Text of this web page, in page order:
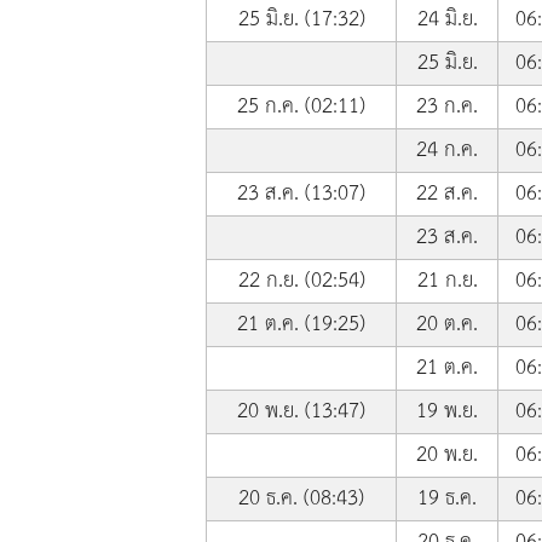
25 มิ.ย. (17:32) 24 มิ.ย.
25 มิ.ย.
25 ก.ค. (02:11)
23 ก.ค.
24 ก.ค.
23 ส.ค. (13:07)
22 ส.ค.
23 ส.ค.
22 ก.ย. (02:54)
21 ก.ย.
21 ต.ค. (19:25)
20 ต.ค.
21 ต.ค.
20 พ.ย. (13:47)
19 พ.ย.
20 พ.ย.
20 ธ.ค. (08:43)
19 ธ.ค.